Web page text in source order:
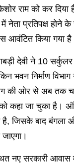
राम को कर दिया
में नेता प्रतिपक्ष होने के
आवंटित किया गया
देवी ने 10
भवन निर्माण
की ओर से अब तक
कहा जा चुका है।
है, जिसके बाद
नए सरकारी